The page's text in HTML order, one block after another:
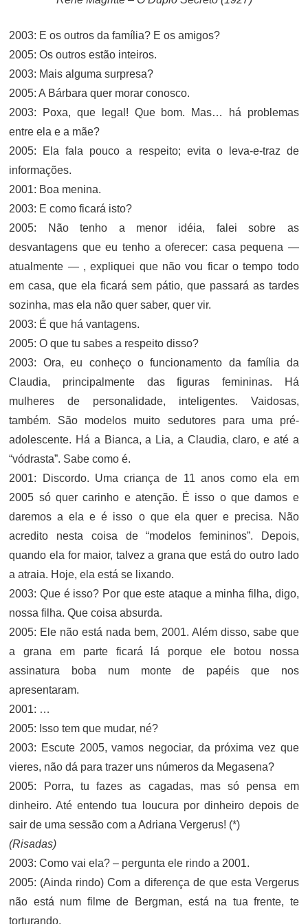
2003: E os outros da família? E os amigos?
2005: Os outros estão inteiros.
2003: Mais alguma surpresa?
2005: A Bárbara quer morar conosco.
2003: Poxa, que legal! Que bom. Mas… há problemas
entre ela e a mãe?
2005: Ela fala pouco a respeito; evita o leva-e-traz de
informações.
2001: Boa menina.
2003: E como ficará isto?
2005: Não tenho a menor idéia, falei sobre as
desvantagens que eu tenho a oferecer: casa pequena —
atualmente — , expliquei que não vou ficar o tempo todo
em casa, que ela ficará sem pátio, que passará as tardes
sozinha, mas ela não quer saber, quer vir.
2003: É que há vantagens.
2005: O que tu sabes a respeito disso?
2003: Ora, eu conheço o funcionamento da família da
Claudia, principalmente das figuras femininas. Há
mulheres de personalidade, inteligentes. Vaidosas,
também. São modelos muito sedutores para uma pré-
adolescente. Há a Bianca, a Lia, a Claudia, claro, e até a
“vódrasta”. Sabe como é.
2001: Discordo. Uma criança de 11 anos como ela em
2005 só quer carinho e atenção. É isso o que damos e
daremos a ela e é isso o que ela quer e precisa. Não
acredito nesta coisa de “modelos femininos”. Depois,
quando ela for maior, talvez a grana que está do outro lado
a atraia. Hoje, ela está se lixando.
2003: Que é isso? Por que este ataque a minha filha, digo,
nossa filha. Que coisa absurda.
2005: Ele não está nada bem, 2001. Além disso, sabe que
a grana em parte ficará lá porque ele botou nossa
assinatura boba num monte de papéis que nos
apresentaram.
2001: …
2005: Isso tem que mudar, né?
2003: Escute 2005, vamos negociar, da próxima vez que
vieres, não dá para trazer uns números da Megasena?
2005: Porra, tu fazes as cagadas, mas só pensa em
dinheiro. Até entendo tua loucura por dinheiro depois de
sair de uma sessão com a Adriana Vergerus! (*)
(Risadas)
2003: Como vai ela? – pergunta ele rindo a 2001.
2005: (Ainda rindo) Com a diferença de que esta Vergerus
não está num filme de Bergman, está na tua frente, te
torturando.